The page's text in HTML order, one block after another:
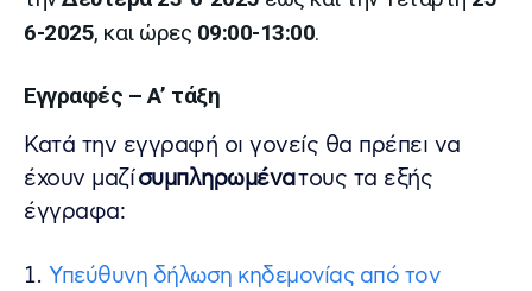
6-2025, και ώρες 09:00-13:00.
Εγγραφές – Α’ τάξη
Κατά την εγγραφή οι γονείς θα πρέπει να
έχουν μαζίσυμπληρωμένατους τα εξής
έγγραφα:
Υπεύθυνη δήλωση κηδεμονίας από τον